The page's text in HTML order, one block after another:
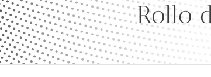
Rollo